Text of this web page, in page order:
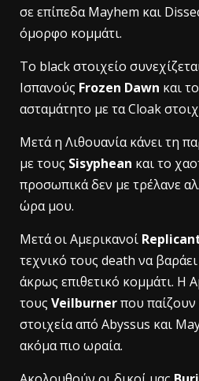
σε επίπεδα Mayhem και
όμορφο κομμάτι.
Το black στοιχείο
Ισπανούς Frozen Dawn και
ασταμάτητο με τα Cloak
Μετά η Λιθουανία κάνει τη
με τους Sisyphean και το
προσωπικά δεν με τρέλανε
ώρα μου.
Μετά οι Αμερικανοί
τεχνικό τους death να
άκρως επιθετικό κομμάτι. Η
τους Veilburnerπου
στοιχεία από Abyssus και
ακόμα πιο ωραία.